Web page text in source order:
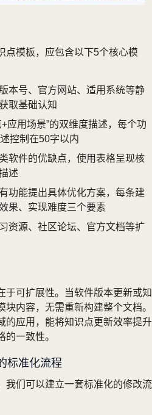
点模板，应包含以下5个核心模
本号、官方网站、适用系统等静
取基础认知
+应用场景”的双维度描述，每个功
控制在50字以内
软件的优缺点，使用表格呈现核
述
功能提出具体优化方案，每条建
果、实现难度三个要素
资源、社区论坛、官方文档等扩
于可扩展性。当软件版本更新或知
内容，无需重新构建整个文档。
的应用，能将知识点更新效率提升
一致性。
标准化流程
我们可以建立一套标准化的修改流